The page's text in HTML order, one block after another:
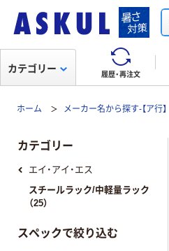
履歴・再注文
カテゴリー
ホーム メーカー名から探す-【ア行】
カテゴリー
エイ・アイ・エス
スチールラック/中軽量ラック
（25）
スペックで絞り込む